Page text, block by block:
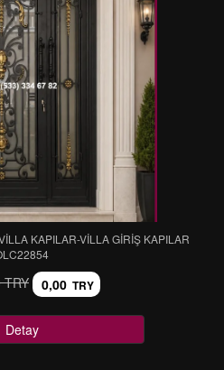
KAPILAR-VİLLA GİRİŞ KAPILAR
TRY 0,00 TRY
Detay